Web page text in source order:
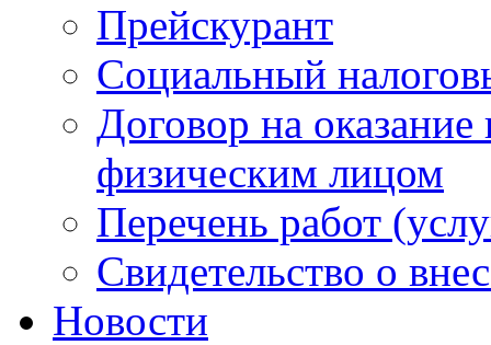
Прейскурант
Социальный
Договор на
физическим лицом
Перечень работ
Свидетельство о
Новости